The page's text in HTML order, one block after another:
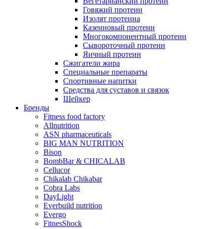
Говяжий протеин
Изолят протеина
Казеиновый протеин
Многокомпонентный протеин
Сывороточный протеин
Яичный протеин
Сжигатели жира
Специальные препараты
Спортивные напитки
Средства для суставов и связок
Шейкер
Бренды
Fitness food factory
Allnutrition
ASN pharmaceuticals
BIG MAN NUTRITION
Bison
BombBar & CHICALAB
Cellucor
Chikalab Chikabar
Cobra Labs
DayLight
Everbuild nutrition
Evergo
FitnesShock